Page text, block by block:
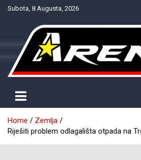
SkipSubota, 8 Augusta, 2026
NTV Arena
Home
Zemlja
Riješiti problem odlagališta otpada na